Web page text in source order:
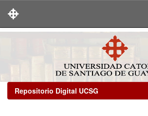
Repositorio Digital UCSG